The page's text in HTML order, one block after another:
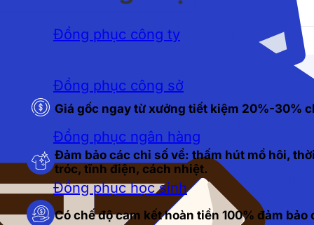
Đồng phục công ty
Đồng phục công sở
Đồng phục ngân hàng
Đồng phục học sinh
Giá gốc ngay từ xưởng tiết kiệm 20%-30%
Đảm bảo các chỉ số về: thấm hút mồ hôi,
tróc, tĩnh điện, cách nhiệt.
Có chế độ cam kết hoàn tiền 100% đảm